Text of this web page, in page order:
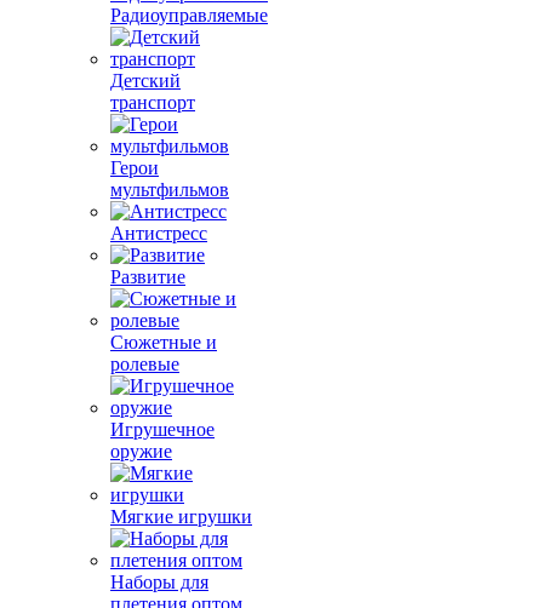
Радиоуправляемые
Детский
транспорт
Герои
мультфильмов
Антистресс
Развитие
Сюжетные и
ролевые
Игрушечное
оружие
Мягкие игрушки
Наборы для
плетения оптом